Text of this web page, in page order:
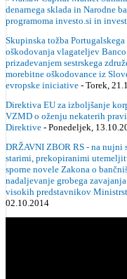
denarnega sklada in Narodne
programoma investo.si in
Skupinska tožba
oškodovanja vlagateljev
prizadevanjem sestrskega
morebitne oškodovance iz
evropske iniciative - Torek,
Direktiva EU za izboljšanje
VZMD o oženju nekaterih
Direktive - Ponedeljek,
DRŽAVNI ZBOR RS - na nujni
starimi, prekopiranimi
sporne novele Zakona o
nadaljevanje grobega
visokih predstavnikov
02.10.2014